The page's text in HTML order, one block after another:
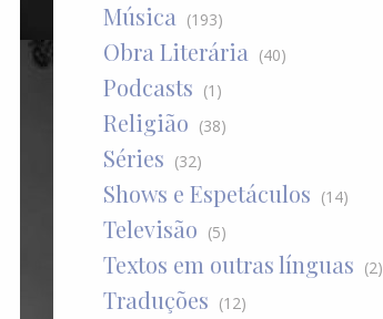
Música (193)
Obra Literária (40)
Podcasts (1)
Religião (38)
Séries (32)
Shows e Espetáculos (14)
Televisão (5)
Textos em outras línguas (2)
Traduções (12)